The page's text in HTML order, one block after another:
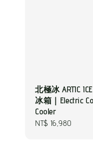
北極冰 ARTIC
冰箱｜Electric
Cooler
Regular
NT$ 16,980